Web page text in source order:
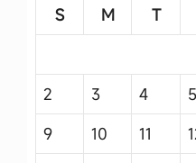
S
M T
2
3 4 5
9
10 11